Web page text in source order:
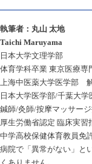
執筆者：丸山 太地
Taichi Maruyama
日本大学文理学部
体育学科卒業 東京医療
上海中医薬大学医学部
日本大学医学部/千葉大
鍼師/灸師/按摩マッサー
厚生労働省認定 臨床実習
中学高校保健体育教員免
病院で「異常がない」と